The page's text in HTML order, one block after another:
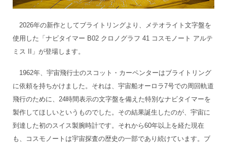
2026年の新作としてブライトリングより、メテオライト文字盤を
使用した「ナビタイマー B02 クロノグラフ 41 コスモノート アルテ
ミス II」が登場します。
1962年、宇宙飛行士のスコット・カーペンターはブライトリング
に依頼を持ちかけました。それは、宇宙船オーロラ7号での周回軌道
飛行のために、24時間表示の文字盤を備えた特別なナビタイマーを
製作してほしいというものでした。その結果誕生したのが、宇宙に
到達した初のスイス製腕時計です。それから60年以上を経た現在
も、コスモノートは宇宙探査の歴史の一部であり続けています。ブ